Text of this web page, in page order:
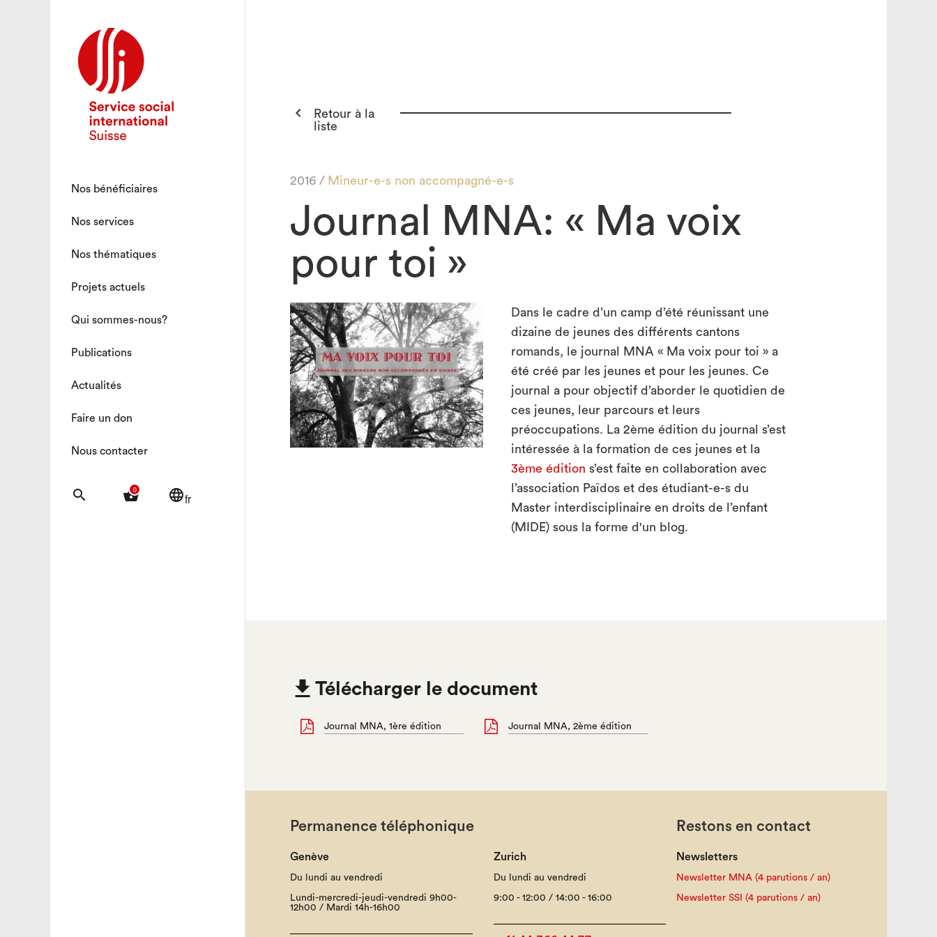
Nos bénéficiaires
Nos services
Nos thématiques
Projets actuels
Qui sommes-nous?
Publications
Actualités
Faire un don
Nous contacter
search 0
shopping_basket languagefr

Retour à la
liste
2016 / Mineur-e-s non accompagné-e-s
Journal MNA: « Ma voix
pour toi »
Dans le cadre d’un camp d’été réunissant une
dizaine de jeunes des différents cantons
romands, le journal MNA « Ma voix pour toi » a
été créé par les jeunes et pour les jeunes. Ce
journal a pour objectif d’aborder le quotidien de
ces jeunes, leur parcours et leurs
préoccupations. La 2ème édition du journal s’est
intéressée à la formation de ces jeunes et la
3ème édition s’est faite en collaboration avec
l’association Païdos et des étudiant-e-s du
Master interdisciplinaire en droits de l’enfant
(MIDE) sous la forme d'un blog.
Télécharger le document
Journal MNA, 1ère édition Journal MNA, 2ème édition
Permanence téléphonique
Genève
Du lundi au vendredi
Lundi-mercredi-jeudi-vendredi 9h00-
12h00 / Mardi 14h-16h00
Zurich
Du lundi au vendredi
9:00 - 12:00 / 14:00 - 16:00
Restons en contact
Newsletters
Newsletter MNA (4 parutions / an)
Newsletter SSI (4 parutions / an)